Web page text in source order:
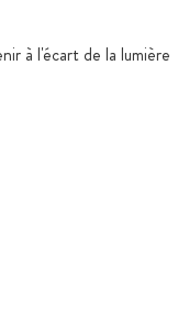
à l'écart de la lumière